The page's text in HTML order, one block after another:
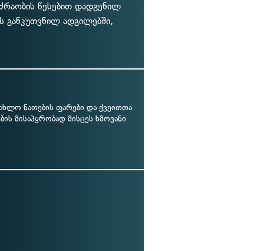
წესებით დადგენილ
განკუთვნილ ადგილებში,
ნათების ფარები და ქვეითთა
მისაპყრობად მისცეს ხმოვანი